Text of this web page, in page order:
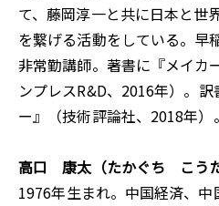
て、藤岡淳一と共に日本と世
を繋げる活動をしている。早
非常勤講師。著書に『メイカ
ンプレスR&D、2016年）。
ー』（技術評論社、2018年）。
高口 康太（たかぐち こうた
1976年生まれ。中国経済、